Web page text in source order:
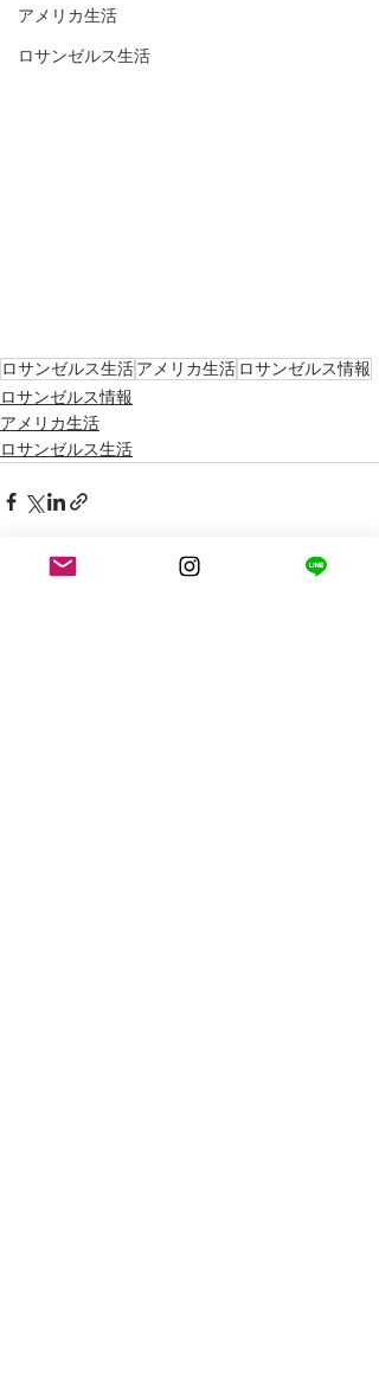
アメリカ生活
ロサンゼルス生活
ロサンゼルス生活アメリカ生活 ロサンゼルス情報
ロサンゼルス情報
アメリカ生活
ロサンゼルス生活